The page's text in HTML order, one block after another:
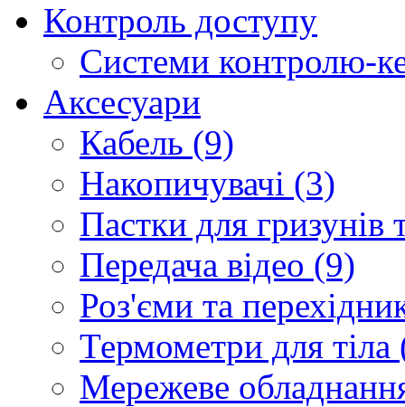
Контроль доступу
Системи контролю-
Аксесуари
Кабель (9)
Накопичувачі (3)
Пастки для гризунів
Передача відео (9)
Роз'єми та
Термометри для тіла
Мережеве